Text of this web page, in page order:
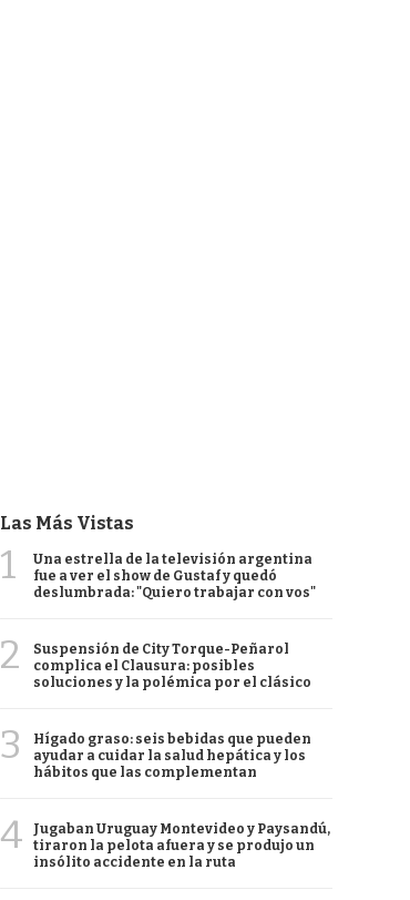
Las Más Vistas
1
Una estrella de la televisión argentina
fue a ver el show de Gustaf y quedó
deslumbrada: "Quiero trabajar con vos"
2
Suspensión de City Torque-Peñarol
complica el Clausura: posibles
soluciones y la polémica por el clásico
3
Hígado graso: seis bebidas que pueden
ayudar a cuidar la salud hepática y los
hábitos que las complementan
4
Jugaban Uruguay Montevideo y Paysandú,
tiraron la pelota afuera y se produjo un
insólito accidente en la ruta